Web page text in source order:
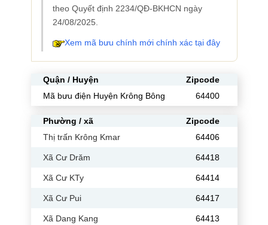
theo Quyết định 2234/QĐ-BKHCN ngày
24/08/2025.
Xem mã bưu chính mới chính xác tại đây
Quận / Huyện
Zipcode
Mã bưu điện Huyện Krông Bông
64400
Phường / xã
Zipcode
Thị trấn Krông Kmar
64406
Xã Cư Drăm 64418
Xã Cư KTy 64414
Xã Cư Pui 64417
Xã Dang Kang 64413